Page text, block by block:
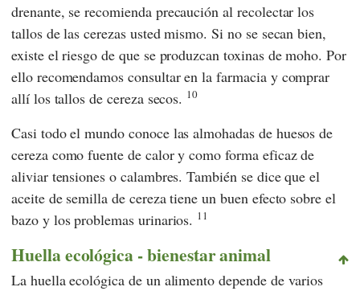
drenante, se recomienda precaución al recolectar los
tallos de las cerezas usted mismo. Si no se secan bien,
existe el riesgo de que se produzcan toxinas de moho. Por
ello recomendamos consultar en la farmacia y comprar
allí los tallos de cereza secos. 10
Casi todo el mundo conoce las almohadas de huesos de
cereza como fuente de calor y como forma eficaz de
aliviar tensiones o calambres. También se dice que el
aceite de semilla de cereza tiene un buen efecto sobre el
bazo y los problemas urinarios. 11
Huella ecológica - bienestar animal
La huella ecológica de un alimento depende de varios